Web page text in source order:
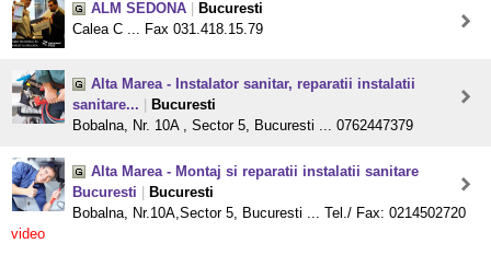
ALM SEDONA
Bucuresti
Calea C ... Fax 031.418.15.79
Alta Marea - Instalator sanitar, reparatii instalatii
sanitare...
Bucuresti
Bobalna, Nr. 10A , Sector 5, Bucuresti ... 0762447379
Alta Marea - Montaj si reparatii instalatii sanitare
Bucuresti
Bucuresti
Bobalna, Nr.10A,Sector 5, Bucuresti ... Tel./ Fax: 0214502720
video